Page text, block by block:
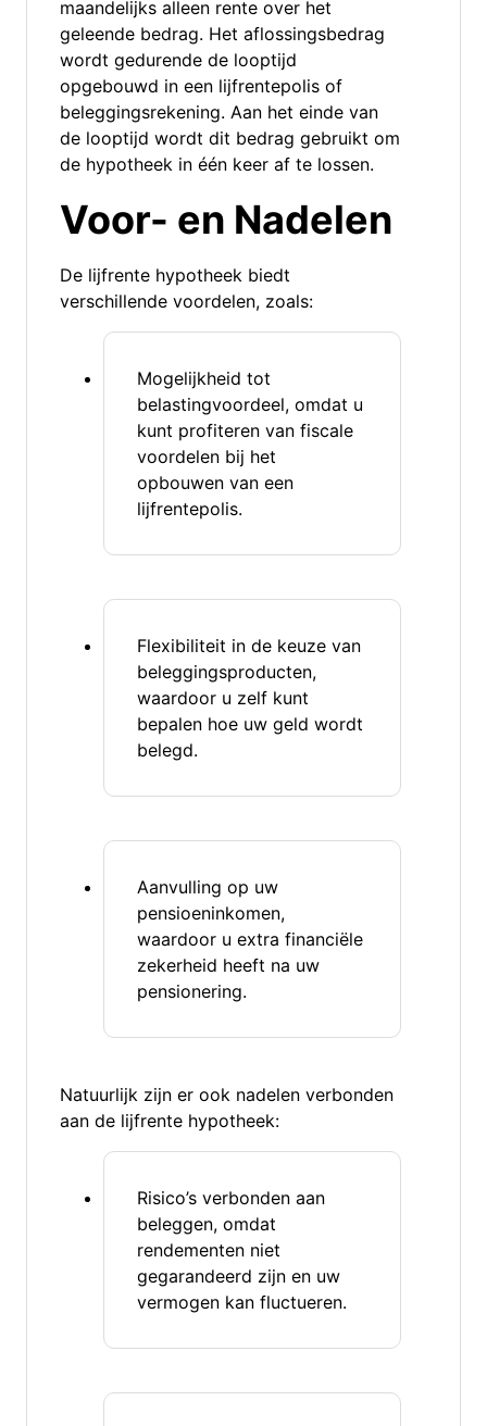
maandelijks alleen rente over het
geleende bedrag. Het aflossingsbedrag
wordt gedurende de looptijd
opgebouwd in een lijfrentepolis of
beleggingsrekening. Aan het einde van
de looptijd wordt dit bedrag gebruikt om
de hypotheek in één keer af te lossen.
Voor- en Nadelen
De lijfrente hypotheek biedt
verschillende voordelen, zoals:
Mogelijkheid tot
belastingvoordeel, omdat u
kunt profiteren van fiscale
voordelen bij het
opbouwen van een
lijfrentepolis.
Flexibiliteit in de keuze van
beleggingsproducten,
waardoor u zelf kunt
bepalen hoe uw geld wordt
belegd.
Aanvulling op uw
pensioeninkomen,
waardoor u extra financiële
zekerheid heeft na uw
pensionering.
Natuurlijk zijn er ook nadelen verbonden
aan de lijfrente hypotheek:
Risico’s verbonden aan
beleggen, omdat
rendementen niet
gegarandeerd zijn en uw
vermogen kan fluctueren.